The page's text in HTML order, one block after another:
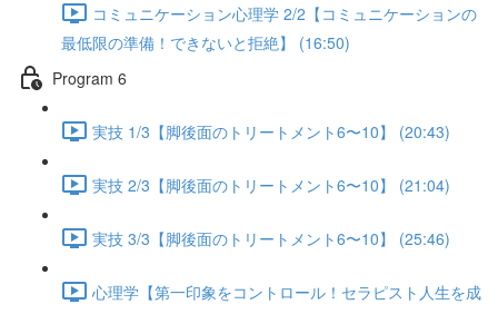
コミュニケーション心理学 2/2【コミュニケーションの
最低限の準備！できないと拒絶】 (16:50)
Program 6
実技 1/3【脚後面のトリートメント6〜10】 (20:43)
実技 2/3【脚後面のトリートメント6〜10】 (21:04)
実技 3/3【脚後面のトリートメント6〜10】 (25:46)
心理学【第一印象をコントロール！セラピスト人生を成